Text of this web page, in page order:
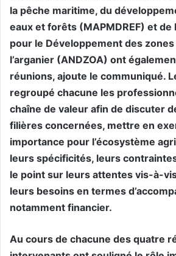
la pêche maritime, du
eaux et forêts (MAPMDREF) et de
pour le Développement des
l’arganier (ANDZOA) ont
réunions, ajoute le communiqué.
regroupé chacune les
chaîne de valeur afin de discuter
filières concernées, mettre en
importance pour l’écosystème
leurs spécificités, leurs
le point sur leurs attentes vis-à-
leurs besoins en termes
notamment financier.
Au cours de chacune des quatre